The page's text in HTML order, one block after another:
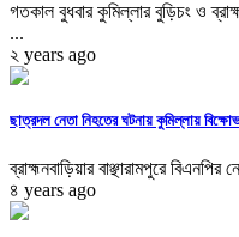
গতকাল বুধবার কুমিল্লার বুড়িচং ও
...
২ years ago
ছাত্রদল নেতা নিহতের ঘটনায় কুমিল্লায় বিক্ষোভ
ব্রাহ্মনবাড়িয়ার বাঞ্ছারামপুরে
৪ years ago